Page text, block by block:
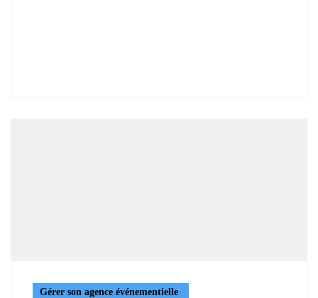
Gérer son agence événementielle